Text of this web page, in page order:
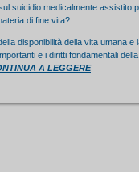
suicidio medicalmente assistito
di fine vita?
disponibilità della vita umana e
e i diritti fondamentali
A LEGGERE